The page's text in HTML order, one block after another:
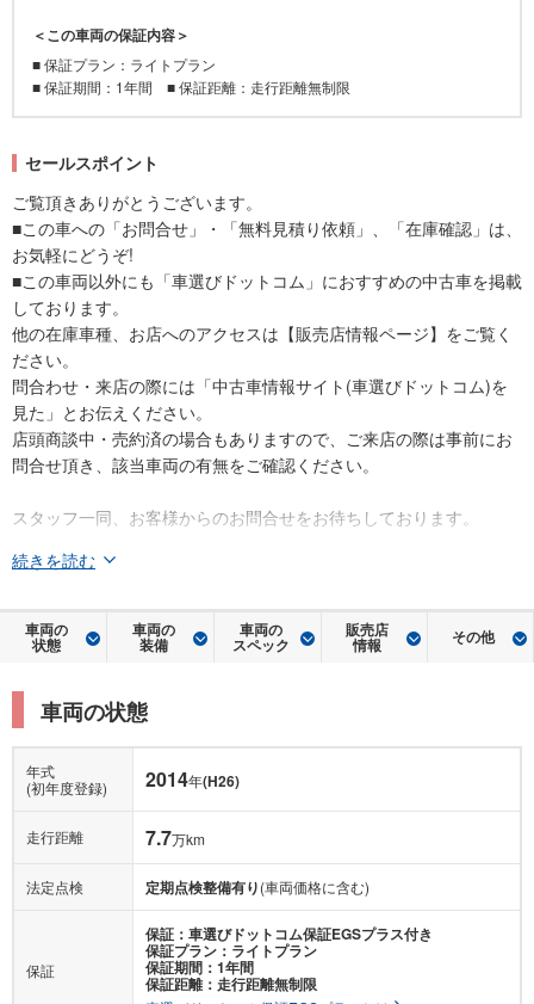
＜この車両の保証内容＞
■ 保証プラン：ライトプラン
■ 保証期間：1年間 ■ 保証距離：走行距離無制限
セールスポイント
ご覧頂きありがとうございます。
■この車への「お問合せ」・「無料見積り依頼」、「在庫確認」は、
お気軽にどうぞ!
■この車両以外にも「車選びドットコム」におすすめの中古車を掲載
しております。
他の在庫車種、お店へのアクセスは【販売店情報ページ】をご覧く
ださい。
問合わせ・来店の際には「中古車情報サイト(車選びドットコム)を
見た」とお伝えください。
店頭商談中・売約済の場合もありますので、ご来店の際は事前にお
問合せ頂き、該当車両の有無をご確認ください。
スタッフ一同、お客様からのお問合せをお待ちしております。
続きを読む
車両の
状態
車両の
装備
車両の
スペック
販売店
情報 その他
車両の状態
年式
(初年度登録)
2014年(H26)
走行距離 7.7万km
法定点検 定期点検整備有り(車両価格に含む)
保証
保証：車選びドットコム保証EGSプラス付き
保証プラン：ライトプラン
保証期間：1年間
保証距離：走行距離無制限